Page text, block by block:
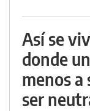
Así se
donde
menos a
ser